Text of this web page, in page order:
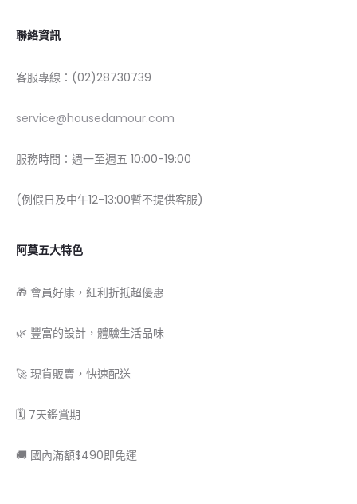
聯絡資訊
客服專線：(02)28730739
service@housedamour.com
服務時間：週一至週五 10:00-19:00
(例假日及中午12-13:00暫不提供客服)
阿莫五大特色
🎁 會員好康，紅利折抵超優惠
🌿 豐富的設計，體驗生活品味
🚀 現貨販賣，快速配送
🗓 7天鑑賞期
🚚 國內滿額$490即免運